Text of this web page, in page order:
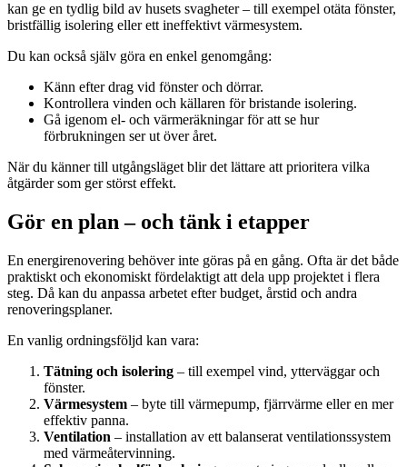
kan ge en tydlig bild av husets svagheter – till exempel otäta fönster,
bristfällig isolering eller ett ineffektivt värmesystem.
Du kan också själv göra en enkel genomgång:
Känn efter drag vid fönster och dörrar.
Kontrollera vinden och källaren för bristande isolering.
Gå igenom el- och värmeräkningar för att se hur
förbrukningen ser ut över året.
När du känner till utgångsläget blir det lättare att prioritera vilka
åtgärder som ger störst effekt.
Gör en plan – och tänk i etapper
En energirenovering behöver inte göras på en gång. Ofta är det både
praktiskt och ekonomiskt fördelaktigt att dela upp projektet i flera
steg. Då kan du anpassa arbetet efter budget, årstid och andra
renoveringsplaner.
En vanlig ordningsföljd kan vara:
Tätning och isolering – till exempel vind, ytterväggar och
fönster.
Värmesystem – byte till värmepump, fjärrvärme eller en mer
effektiv panna.
Ventilation – installation av ett balanserat ventilationssystem
med värmeåtervinning.